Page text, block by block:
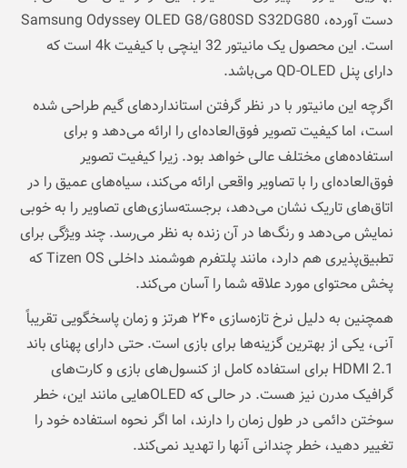
دست آورده، Samsung Odyssey OLED G8/G80SD S32DG80
است. این محصول یک مانیتور 32 اینچی با کیفیت 4k است که
دارای پنل QD-OLED می‌باشد.
اگرچه این مانیتور با در نظر گرفتن استانداردهای گیم طراحی شده
است، اما کیفیت تصویر فوق‌العاده‌ای را ارائه می‌دهد و برای
استفاده‌های مختلف عالی خواهد بود. زیرا کیفیت تصویر
فوق‌العاده‌ای را با تصاویر واقعی ارائه می‌کند، سیاه‌های عمیق را در
اتاق‌های تاریک نشان می‌دهد، برجسته‌سازی‌های تصاویر را به خوبی
نمایش می‌دهد و رنگ‌ها در آن زنده به نظر می‌رسد. چند ویژگی برای
تطبیق‌پذیری هم دارد، مانند پلتفرم هوشمند داخلی Tizen OS که
پخش محتوای مورد علاقه شما را آسان می‌کند.
همچنین به دلیل نرخ تازه‌سازی ۲۴۰ هرتز و زمان پاسخگویی تقریباً
آنی، یکی از بهترین گزینه‌ها برای بازی است. حتی دارای پهنای باند
HDMI 2.1 برای استفاده کامل از کنسول‌های بازی و کارت‌های
گرافیک مدرن نیز هست. در حالی که OLED‌هایی مانند این، خطر
سوختن دائمی در طول زمان را دارند، اما اگر نحوه استفاده خود را
تغییر دهید، خطر چندانی آنها را تهدید نمی‌کند.